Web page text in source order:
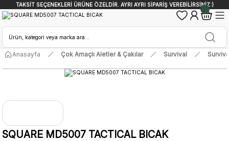
TAKSİT SEÇENEKLERİ ÜRÜNE ÖZELDİR. AYRI AYRI SİPARİŞ VEREBİLİRSİNİZ:)
Anasayfa Çok Amaçlı Aletler & Çakılar Survival
SQUARE MD5007 TACTICAL BICAK